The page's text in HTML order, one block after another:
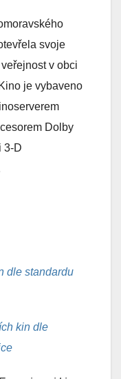
svoje
v obci
je vybaveno
Dolby
3-D
dle standardu
kin dle